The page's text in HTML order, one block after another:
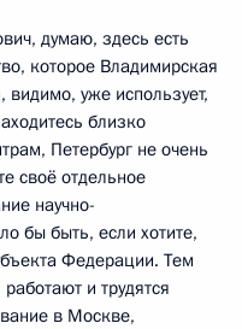
думаю, здесь есть
которое Владимирская
видимо, уже использует,
близко
Петербург не очень
своё отдельное
научно-
бы быть, если хотите,
Федерации. Тем
и трудятся
в Москве,